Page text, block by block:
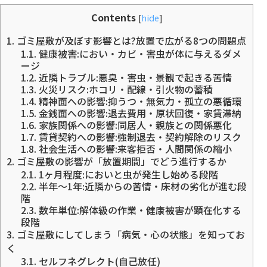
Contents [hide]
1. ゴミ屋敷が及ぼす影響とは?放置で広がる8つの問題点
1.1. 健康被害:におい・カビ・害虫が体に与えるダメ
ージ
1.2. 近隣トラブル:悪臭・害虫・景観で起きる苦情
1.3. 火災リスク:ホコリ・配線・引火物の蓄積
1.4. 精神面への影響:抑うつ・無気力・孤立の悪循環
1.5. 金銭面への影響:退去費用・原状回復・家賃滞納
1.6. 家族関係への影響:同居人・親族との関係悪化
1.7. 賃貸契約への影響:強制退去・契約解除のリスク
1.8. 社会生活への影響:来客拒否・人間関係の縮小
2. ゴミ屋敷の影響が「放置期間」でどう進行するか
2.1. 1ヶ月程度:においと虫が発生し始める段階
2.2. 半年〜1年:近隣からの苦情・床材の劣化が進む段
階
2.3. 数年単位:解体級の作業・健康被害が顕在化する
段階
3. ゴミ屋敷にしてしまう「病気・心の状態」を知ってお
く
3.1. セルフネグレクト(自己放任)